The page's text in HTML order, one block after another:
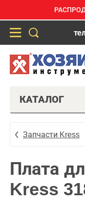
КАТАЛОГ
Запчасти Kress
Плата
Kress